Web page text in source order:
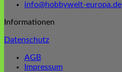
info@hobbywelt-europa.de
Informationen
Datenschutz
AGB
Impressum